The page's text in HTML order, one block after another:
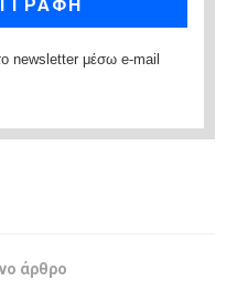
newsletter μέσω e-mail
άρθρο